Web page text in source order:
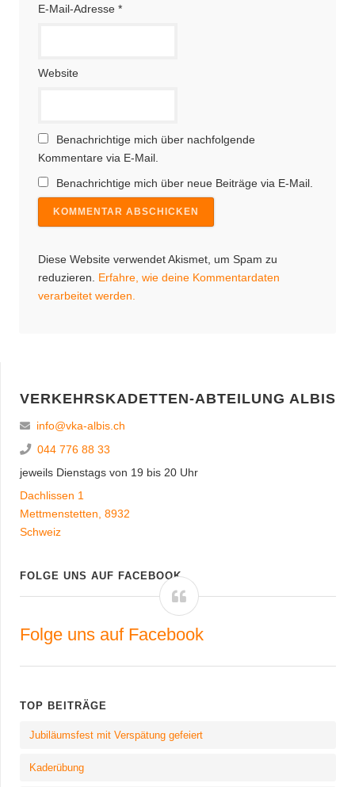
E-Mail-Adresse *
Website
Benachrichtige mich über nachfolgende
Kommentare via E-Mail.
Benachrichtige mich über neue Beiträge via E-Mail.
Diese Website verwendet Akismet, um Spam zu
reduzieren. Erfahre, wie deine Kommentardaten
verarbeitet werden.
VERKEHRSKADETTEN-ABTEILUNG ALBIS
info@vka-albis.ch
044 776 88 33
jeweils Dienstags von 19 bis 20 Uhr
Dachlissen 1
Mettmenstetten 8932
Schweiz
FOLGE UNS AUF FACEBOOK
Folge uns auf Facebook
TOP BEITRÄGE
Jubiläumsfest mit Verspätung gefeiert
Kaderübung